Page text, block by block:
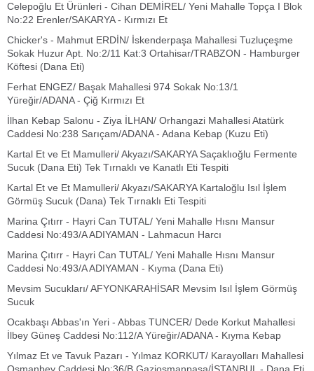
Celepoğlu Et Ürünleri - Cihan DEMİREL/ Yeni Mahalle Topça I Blok
No:22 Erenler/SAKARYA - Kırmızı Et
Chicker's - Mahmut ERDİN/ İskenderpaşa Mahallesi Tuzluçeşme
Sokak Huzur Apt. No:2/11 Kat:3 Ortahisar/TRABZON - Hamburger
Köftesi (Dana Eti)
Ferhat ENGEZ/ Başak Mahallesi 974 Sokak No:13/1
Yüreğir/ADANA - Çiğ Kırmızı Et
İlhan Kebap Salonu - Ziya İLHAN/ Orhangazi Mahallesi Atatürk
Caddesi No:238 Sarıçam/ADANA - Adana Kebap (Kuzu Eti)
Kartal Et ve Et Mamulleri/ Akyazı/SAKARYA Saçaklıoğlu Fermente
Sucuk (Dana Eti) Tek Tırnaklı ve Kanatlı Eti Tespiti
Kartal Et ve Et Mamulleri/ Akyazı/SAKARYA Kartaloğlu Isıl İşlem
Görmüş Sucuk (Dana) Tek Tırnaklı Eti Tespiti
Marina Çıtırr - Hayri Can TUTAL/ Yeni Mahalle Hısnı Mansur
Caddesi No:493/A ADIYAMAN - Lahmacun Harcı
Marina Çıtırr - Hayri Can TUTAL/ Yeni Mahalle Hısnı Mansur
Caddesi No:493/A ADIYAMAN - Kıyma (Dana Eti)
Mevsim Sucukları/ AFYONKARAHİSAR Mevsim Isıl İşlem Görmüş
Sucuk
Ocakbaşı Abbas'ın Yeri - Abbas TUNCER/ Dede Korkut Mahallesi
İlbey Güneş Caddesi No:112/A Yüreğir/ADANA - Kıyma Kebap
Yılmaz Et ve Tavuk Pazarı - Yılmaz KORKUT/ Karayolları Mahallesi